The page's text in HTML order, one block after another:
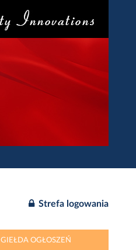
Strefa logowania
GIEŁDA OGŁOSZEŃ